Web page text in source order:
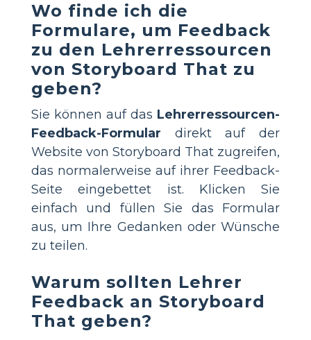
Wo finde ich die
Formulare, um Feedback
zu den Lehrerressourcen
von Storyboard That zu
geben?
Sie können auf das Lehrerressourcen-
Feedback-Formular direkt auf der
Website von Storyboard That zugreifen,
das normalerweise auf ihrer Feedback-
Seite eingebettet ist. Klicken Sie
einfach und füllen Sie das Formular
aus, um Ihre Gedanken oder Wünsche
zu teilen.
Warum sollten Lehrer
Feedback an Storyboard
That geben?